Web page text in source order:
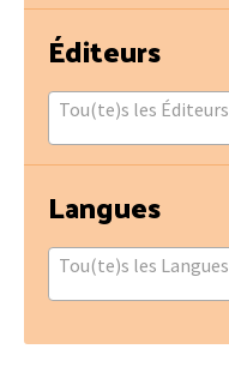
Éditeurs
Tou(te)s les Éditeurs
Langues
Tou(te)s les Langues